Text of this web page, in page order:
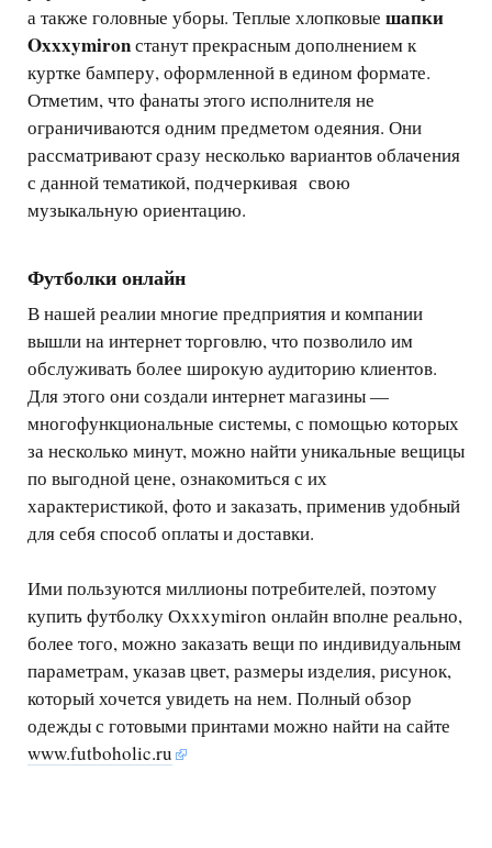
а также головные уборы. Теплые хлопковые шапки
Oxxxymironстанут прекрасным дополнением к
куртке бамперу, оформленной в едином формате.
Отметим, что фанаты этого исполнителя не
ограничиваются одним предметом одеяния. Они
рассматривают сразу несколько вариантов облачения
с данной тематикой, подчеркивая свою
музыкальную ориентацию.
Футболки онлайн
В нашей реалии многие предприятия и компании
вышли на интернет торговлю, что позволило им
обслуживать более широкую аудиторию клиентов.
Для этого они создали интернет магазины —
многофункциональные системы, с помощью которых
за несколько минут, можно найти уникальные вещицы
по выгодной цене, ознакомиться с их
характеристикой, фото и заказать, применив удобный
для себя способ оплаты и доставки.
Ими пользуются миллионы потребителей, поэтому
купить футболку Оxxxymiron онлайн вполне реально,
более того, можно заказать вещи по индивидуальным
параметрам, указав цвет, размеры изделия, рисунок,
который хочется увидеть на нем. Полный обзор
одежды с готовыми принтами можно найти на сайте
www.futboholic.ru